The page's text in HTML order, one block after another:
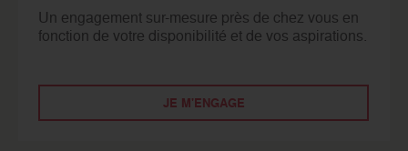
Un engagement sur-mesure près de chez vous en
fonction de votre disponibilité et de vos aspirations.
JE M'ENGAGE